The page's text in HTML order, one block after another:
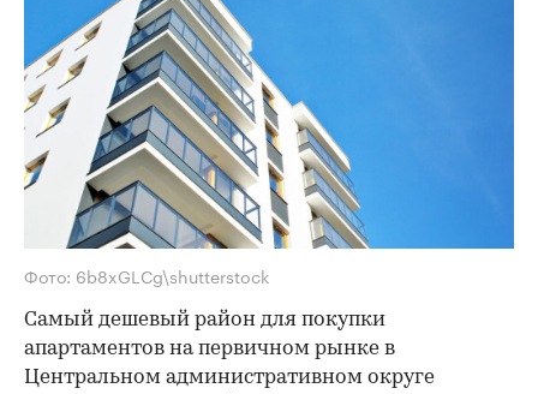
Фото: 6b8xGLCg\shutterstock
Самый дешевый район для покупки
апартаментов на первичном рынке в
Центральном административном округе